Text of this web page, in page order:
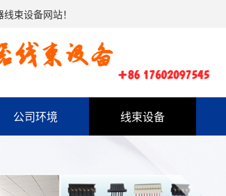
束设备网站！
公司环境 线束设备